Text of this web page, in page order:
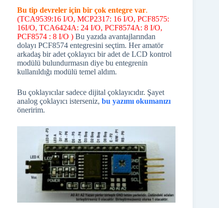
Bu tip devreler için bir çok entegre var.
(TCA9539:16 I/O, MCP2317: 16 I/O, PCF8575:
16I/O, TCA6424A: 24 I/O, PCF8574A: 8 I/O,
PCF8574 : 8 I/O ) Bu yazıda avantajlarından
dolayı PCF8574 entegresini seçtim. Her amatör
arkadaş bir adet çoklayıcı bir adet de LCD kontrol
modülü bulundurmasın diye bu entegrenin
kullanıldığı modülü temel aldım.
Bu çoklayıcılar sadece dijital çoklayıcıdır. Şayet
analog çoklayıcı isterseniz, bu yazımı okumanızı
öneririm.